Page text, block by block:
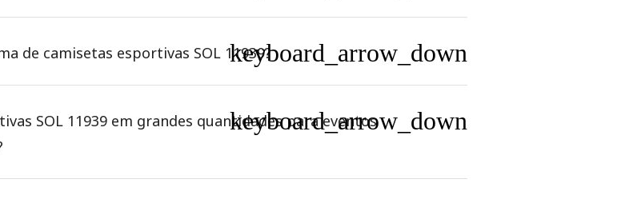
de camisetas esportivas SOL 11939?keyboard_arrow_down
SOL 11939 em grandes quantidades para eventos
keyboard_arrow_down